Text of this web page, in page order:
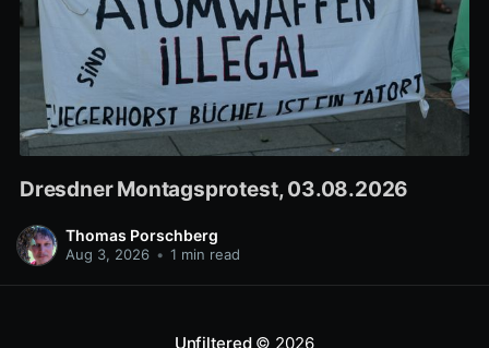
Dresdner Montagsprotest, 03.08.2026
Thomas Porschberg
Aug 3, 2026 • 1 min read
Unfiltered © 2026